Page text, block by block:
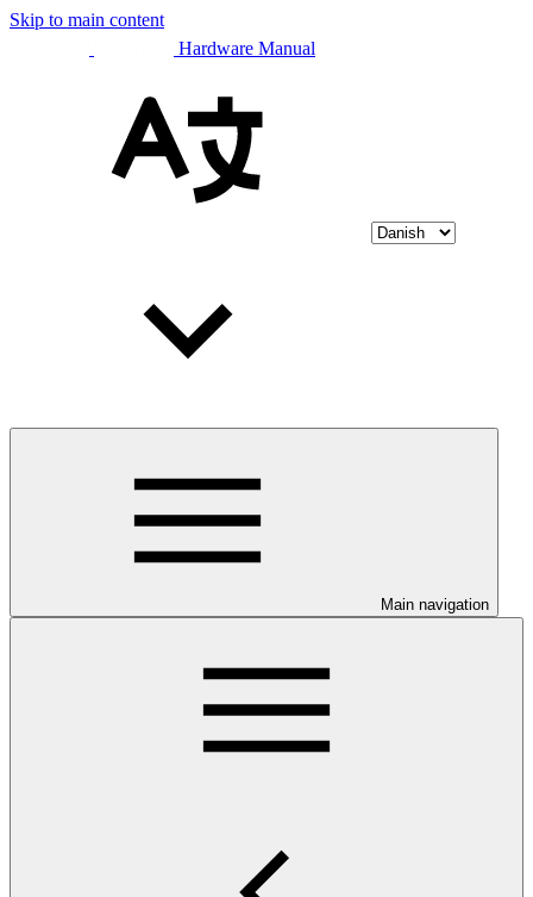
Skip to main content
Hardware Manual
Main navigation